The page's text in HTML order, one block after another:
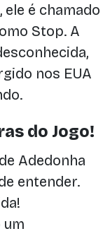
é chamado
Stop. A
nos EUA
do Jogo!
Adedonha
entender.
um